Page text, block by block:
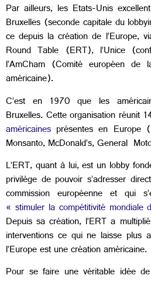
Par ailleurs, les Etats-Unis
Bruxelles (seconde capitale du
ce depuis la création de l’Europe,
Round Table (ERT), l’Unice
l’AmCham (Comité européen de
américaine).
C’est en 1970 que les
Bruxelles. Cette organisation réunit
américaines présentes en Europe
Monsanto, McDonald’s, General
L’ERT, quant à lui, est un lobby
privilège de pouvoir s’adresser
commission européenne et qui
« stimuler la compétitivité mondiale
Depuis sa création, l’ERT a
interventions ce qui ne laisse plus
l’Europe est une création américaine.
Pour se faire une véritable idée